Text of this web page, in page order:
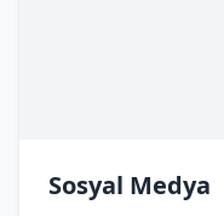
Sosyal Medya